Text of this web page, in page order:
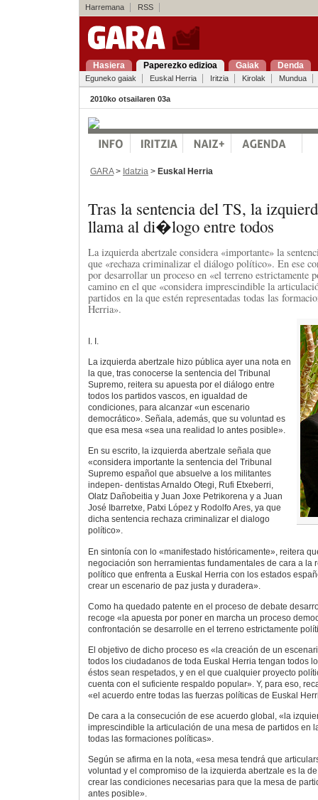
Harremana RSS
Hasiera Paperezko edizioa Gaiak Denda
Eguneko gaiak Euskal Herria Iritzia Kirolak Mundua
2010ko otsailaren 03a
GARA> Idatzia > Euskal Herria
Tras la sentencia del TS, la
llama al di�logo entre todos
La izquierda abertzale considera «importante» la
que «rechaza criminalizar el diálogo político». En ese
por desarrollar un proceso en «el terreno estrictamente
camino en el que «considera imprescindible la
partidos en la que estén representadas todas las
Herria».
I. I.
La izquierda abertzale hizo pública ayer una nota en
la que, tras conocerse la sentencia del Tribunal
Supremo, reitera su apuesta por el diálogo entre
todos los partidos vascos, en igualdad de
condiciones, para alcanzar «un escenario
democrático». Señala, además, que su voluntad es
que esa mesa «sea una realidad lo antes posible».
En su escrito, la izquierda abertzale señala que
«considera importante la sentencia del Tribunal
Supremo español que absuelve a los militantes
indepen- dentistas Arnaldo Otegi, Rufi Etxeberri,
Olatz Dañobeitia y Juan Joxe Petrikorena y a Juan
José Ibarretxe, Patxi López y Rodolfo Ares, ya que
dicha sentencia rechaza criminalizar el dialogo
político».
En sintonía con lo «manifestado históricamente», reitera
negociación son herramientas fundamentales de cara a la
político que enfrenta a Euskal Herria con los estados
crear un escenario de paz justa y duradera».
Como ha quedado patente en el proceso de debate
recoge «la apuesta por poner en marcha un proceso
confrontación se desarrolle en el terreno estrictamente
El objetivo de dicho proceso es «la creación de un
todos los ciudadanos de toda Euskal Herria tengan todos
éstos sean respetados, y en el que cualquier proyecto
cuenta con el suficiente respaldo popular». Y, para eso,
«el acuerdo entre todas las fuerzas políticas de Euskal
De cara a la consecución de ese acuerdo global, «la
imprescindible la articulación de una mesa de partidos en
todas las formaciones políticas».
Según se afirma en la nota, «esa mesa tendrá que
voluntad y el compromiso de la izquierda abertzale es la
crear las condiciones necesarias para que la mesa de
antes posible».